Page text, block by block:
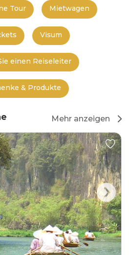
Tour Mietwagen
Visum
einen Reiseleiter
& Produkte
Mehr anzeigen